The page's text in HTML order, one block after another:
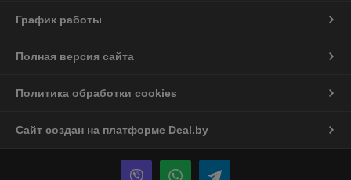
График работы
Полная версия сайта
Политика обработки cookies
Сайт создан на платформе Deal.by